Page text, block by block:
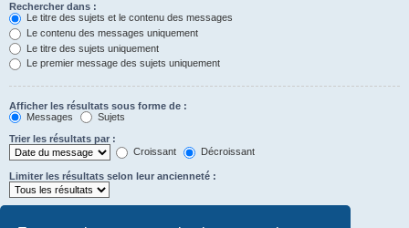
Rechercher dans :
Le titre des sujets et le contenu des messages
Le contenu des messages uniquement
Le titre des sujets uniquement
Le premier message des sujets uniquement
Afficher les résultats sous forme de :
Messages
Sujets
Trier les résultats par :
Croissant
Décroissant
Limiter les résultats selon leur ancienneté :